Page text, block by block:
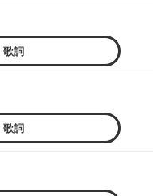
歌詞
歌詞